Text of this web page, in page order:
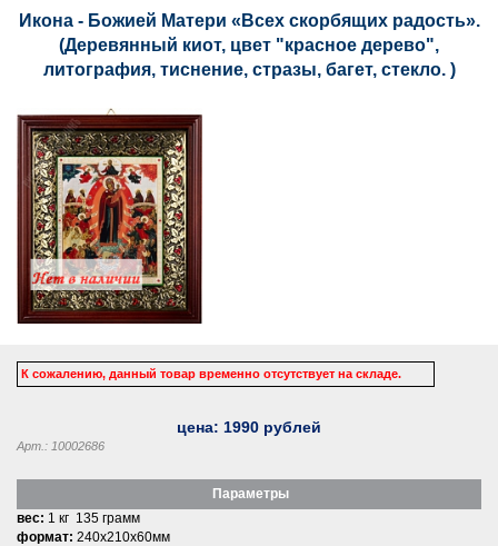
Икона - Божией Матери «Всех скорбящих радость».
(Деревянный киот, цвет "красное дерево",
литография, тиснение, стразы, багет, стекло. )
К сожалению, данный товар временно отсутствует на складе.
цена: 1990 рублей
Арт.: 10002686
Параметры
вес: 1 кг 135 грамм
формат: 240x210x60мм